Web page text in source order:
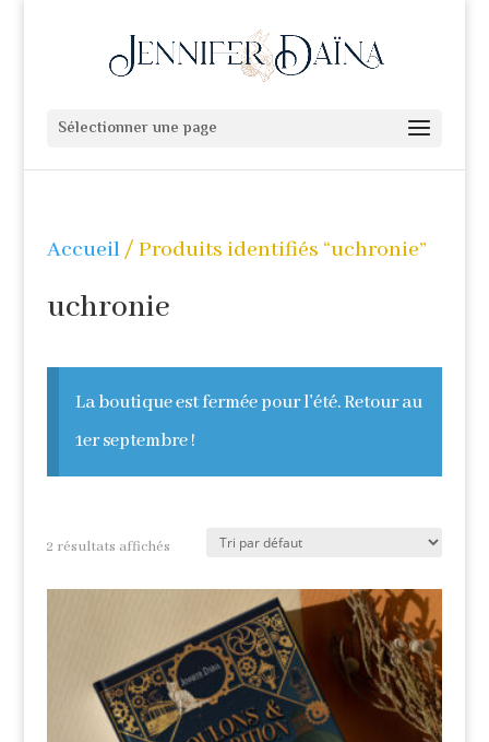
Sélectionner une page
Accueil/ Produits identifiés “uchronie”
uchronie
La boutique est fermée pour l'été. Retour au
1er septembre !
2 résultats affichés